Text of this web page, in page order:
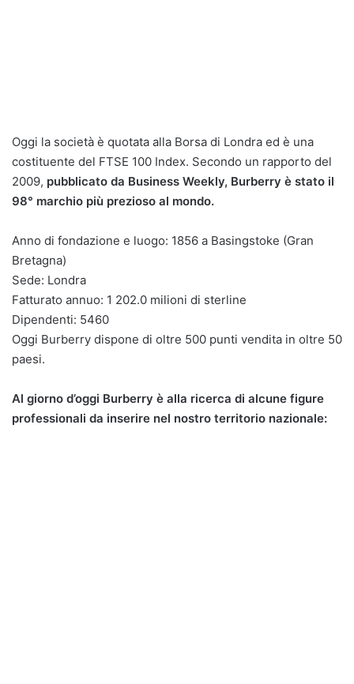
Oggi la società è quotata alla Borsa di Londra ed è una
costituente del FTSE 100 Index. Secondo un rapporto del
2009, pubblicato da Business Weekly, Burberry è stato il
98° marchio più prezioso al mondo.
Anno di fondazione e luogo: 1856 a Basingstoke (Gran
Bretagna)
Sede: Londra
Fatturato annuo: 1 202.0 milioni di sterline
Dipendenti: 5460
Oggi Burberry dispone di oltre 500 punti vendita in oltre 50
paesi.
Al giorno d’oggi Burberry è alla ricerca di alcune figure
professionali da inserire nel nostro territorio nazionale: